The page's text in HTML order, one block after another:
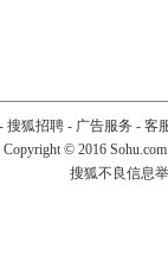
搜狐招聘- 广告服务 - 客
Copyright © 2016
搜狐不良信息